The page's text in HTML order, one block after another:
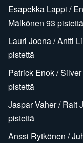
Esapekka Lappi /
Mälkönen 93 pistettä
Lauri Joona / Antti
pistettä
Patrick Enok /
pistettä
Jaspar Vaher / Rait
pistettä
Anssi Rytkönen /